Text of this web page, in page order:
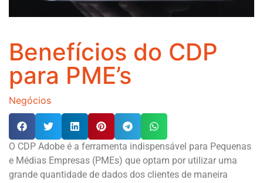
Benefícios do CDP
para PME’s
Negócios
O CDP Adobe é a ferramenta indispensável para Pequenas
e Médias Empresas (PMEs) que optam por utilizar uma
grande quantidade de dados dos clientes de maneira